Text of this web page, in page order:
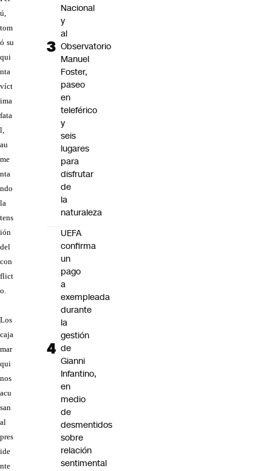
ú,
tom
ó su
qui
nta
víct
ima
fata
l,
au
me
nta
ndo
la
tens
ión
del
con
flict
o.
Los
caja
mar
qui
nos
acu
san
al
pres
ide
nte
Nacional
y
al
Observatorio
Manuel
Foster,
paseo
en
teleférico
y
seis
lugares
para
disfrutar
de
la
naturaleza
UEFA
confirma
un
pago
a
exempleada
durante
la
gestión
de
Gianni
Infantino,
en
medio
de
desmentidos
sobre
relación
sentimental